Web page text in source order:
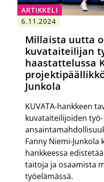
ARTIKKELI
6.11.2024
Millaista uutta
kuvataiteilijan
haastattelussa
Junkola
KUVATA-hankkeen
kuvataiteilijoiden työ-
Fanny Niemi-
hankkeessa
taitoja ja osaamista
työelämässä.